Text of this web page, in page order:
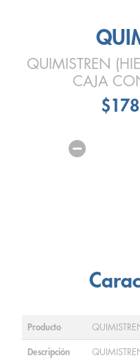
QUIMISTREN
CAJA
Producto
Descripción